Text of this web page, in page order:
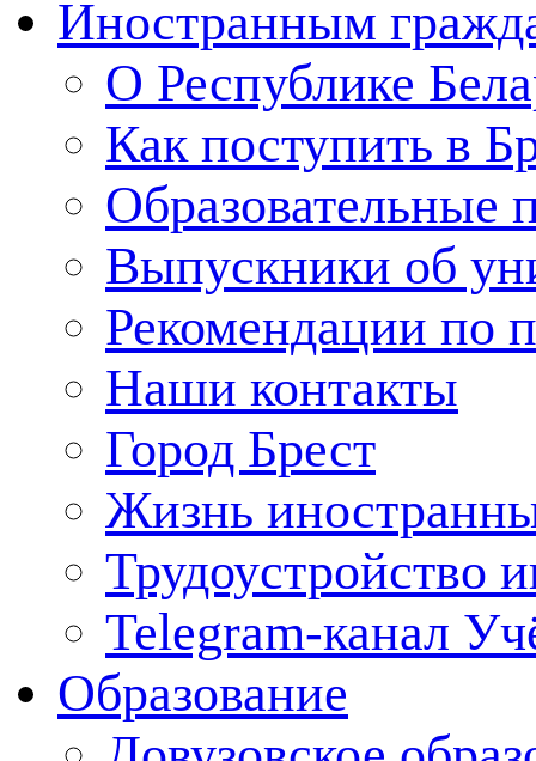
Иностранным
О Республике
Как поступить в
Образовательные
Выпускники об
Рекомендации по
Наши контакты
Город Брест
Жизнь
Трудоустройство
Telegram-канал
Образование